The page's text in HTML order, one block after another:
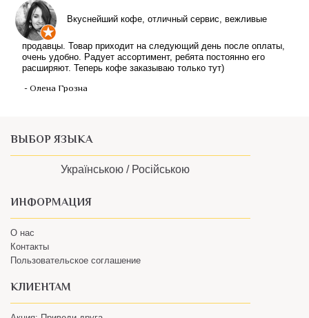
Вкуснейший кофе, отличный сервис, вежливые
продавцы. Товар приходит на следующий день после оплаты,
очень удобно. Радует ассортимент, ребята постоянно его
расширяют. Теперь кофе заказываю только тут)
- Олена Грозна
ВЫБОР ЯЗЫКА
Українською / Російською
ИНФОРМАЦИЯ
О нас
Контакты
Пользовательское соглашение
КЛИЕНТАМ